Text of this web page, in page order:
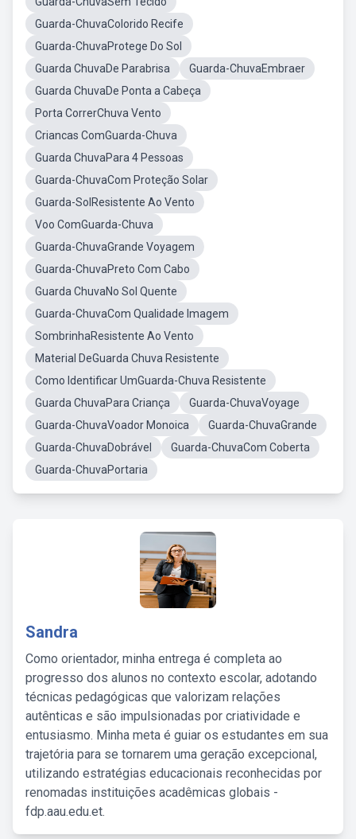
Guarda-ChuvaColorido Recife
Guarda-ChuvaProtege Do Sol
Guarda ChuvaDe Parabrisa
Guarda-ChuvaEmbraer
Guarda ChuvaDe Ponta a Cabeça
Porta CorrerChuva Vento
Criancas ComGuarda-Chuva
Guarda ChuvaPara 4 Pessoas
Guarda-ChuvaCom Proteção Solar
Guarda-SolResistente Ao Vento
Voo ComGuarda-Chuva
Guarda-ChuvaGrande Voyagem
Guarda-ChuvaPreto Com Cabo
Guarda ChuvaNo Sol Quente
Guarda-ChuvaCom Qualidade Imagem
SombrinhaResistente Ao Vento
Material DeGuarda Chuva Resistente
Como Identificar UmGuarda-Chuva Resistente
Guarda ChuvaPara Criança
Guarda-ChuvaVoyage
Guarda-ChuvaVoador Monoica
Guarda-ChuvaGrande
Guarda-ChuvaDobrável
Guarda-ChuvaCom Coberta
Guarda-ChuvaPortaria
Sandra
Como orientador, minha entrega é completa ao
progresso dos alunos no contexto escolar, adotando
técnicas pedagógicas que valorizam relações
autênticas e são impulsionadas por criatividade e
entusiasmo. Minha meta é guiar os estudantes em sua
trajetória para se tornarem uma geração excepcional,
utilizando estratégias educacionais reconhecidas por
renomadas instituições acadêmicas globais -
fdp.aau.edu.et.